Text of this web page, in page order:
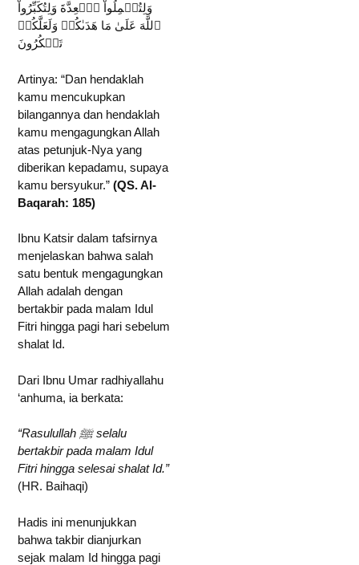
وَلِتُكۡمِلُواْ ٱلۡعِدَّةَ وَلِتُكَبِّرُواْ
ٱللَّهَ عَلَىٰ مَا هَدَىٰكُمۡ وَلَعَلَّكُمۡ
تَشۡكُرُونَ
Artinya: “Dan hendaklah
kamu mencukupkan
bilangannya dan hendaklah
kamu mengagungkan Allah
atas petunjuk-Nya yang
diberikan kepadamu, supaya
kamu bersyukur.” (QS. Al-
Baqarah: 185)
Ibnu Katsir dalam tafsirnya
menjelaskan bahwa salah
satu bentuk mengagungkan
Allah adalah dengan
bertakbir pada malam Idul
Fitri hingga pagi hari sebelum
shalat Id.
Dari Ibnu Umar radhiyallahu
‘anhuma, ia berkata:
“Rasulullah ﷺ selalu
bertakbir pada malam Idul
Fitri hingga selesai shalat Id.”
(HR. Baihaqi)
Hadis ini menunjukkan
bahwa takbir dianjurkan
sejak malam Id hingga pagi